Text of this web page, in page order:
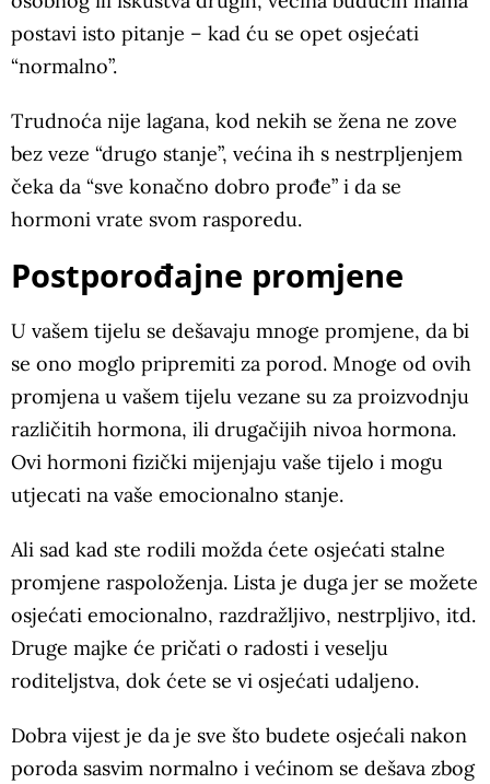
postavi isto pitanje – kad ću se opet osjećati
“normalno”.
Trudnoća nije lagana, kod nekih se žena ne zove
bez veze “drugo stanje”, većina ih s nestrpljenjem
čeka da “sve konačno dobro prođe” i da se
hormoni vrate svom rasporedu.
Postporođajne promjene
U vašem tijelu se dešavaju mnoge promjene, da bi
se ono moglo pripremiti za porod. Mnoge od ovih
promjena u vašem tijelu vezane su za proizvodnju
različitih hormona, ili drugačijih nivoa hormona.
Ovi hormoni fizički mijenjaju vaše tijelo i mogu
utjecati na vaše emocionalno stanje.
Ali sad kad ste rodili možda ćete osjećati stalne
promjene raspoloženja. Lista je duga jer se možete
osjećati emocionalno, razdražljivo, nestrpljivo, itd.
Druge majke će pričati o radosti i veselju
roditeljstva, dok ćete se vi osjećati udaljeno.
Dobra vijest je da je sve što budete osjećali nakon
poroda sasvim normalno i većinom se dešava zbog